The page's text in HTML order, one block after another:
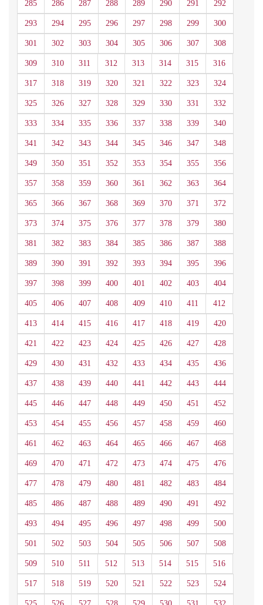
285 286 287 288 289 290 291 292
293 294 295 296 297 298 299 300
301 302 303 304 305 306 307 308
309 310 311 312 313 314 315 316
317 318 319 320 321 322 323 324
325 326 327 328 329 330 331 332
333 334 335 336 337 338 339 340
341 342 343 344 345 346 347 348
349 350 351 352 353 354 355 356
357 358 359 360 361 362 363 364
365 366 367 368 369 370 371 372
373 374 375 376 377 378 379 380
381 382 383 384 385 386 387 388
389 390 391 392 393 394 395 396
397 398 399 400 401 402 403 404
405 406 407 408 409 410 411 412
413 414 415 416 417 418 419 420
421 422 423 424 425 426 427 428
429 430 431 432 433 434 435 436
437 438 439 440 441 442 443 444
445 446 447 448 449 450 451 452
453 454 455 456 457 458 459 460
461 462 463 464 465 466 467 468
469 470 471 472 473 474 475 476
477 478 479 480 481 482 483 484
485 486 487 488 489 490 491 492
493 494 495 496 497 498 499 500
501 502 503 504 505 506 507 508
509 510 511 512 513 514 515 516
517 518 519 520 521 522 523 524